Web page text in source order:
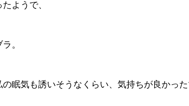
ようで、
。
眠気も誘いそうなくらい、気持ちが良かっ